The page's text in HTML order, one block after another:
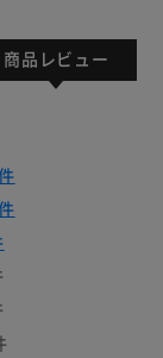
商品レビュー